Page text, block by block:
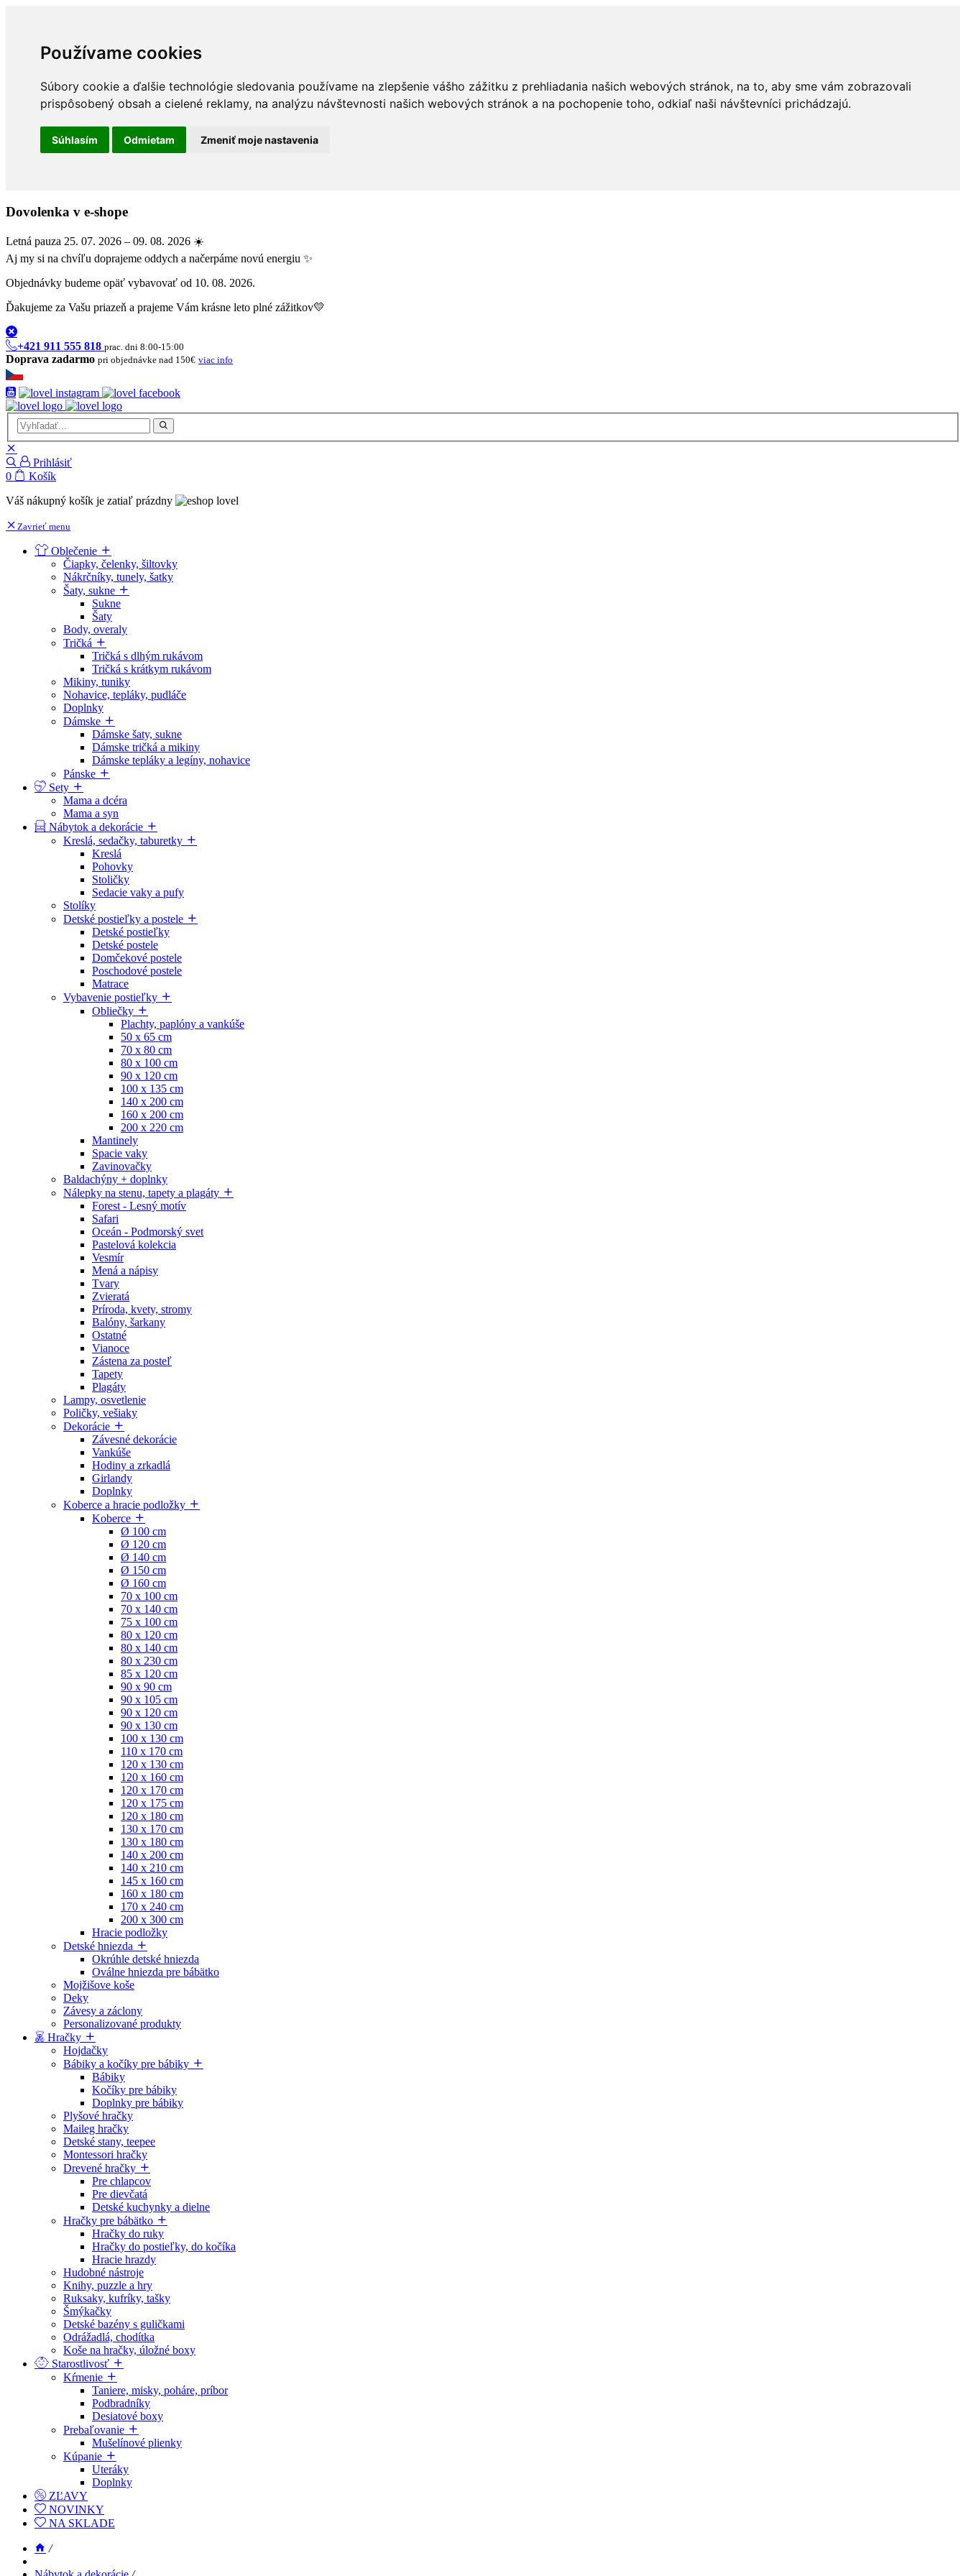
Používame cookies
Súbory cookie a ďalšie technológie sledovania používame na zlepšenie vášho zážitku z prehliadania našich webových stránok, na to, aby sme vám zobrazovali
prispôsobený obsah a cielené reklamy, na analýzu návštevnosti našich webových stránok a na pochopenie toho, odkiaľ naši návštevníci prichádzajú.
Súhlasím Odmietam Zmeniť moje nastavenia
Dovolenka v e-shope
Letná pauza 25. 07. 2026 – 09. 08. 2026 ☀️
Aj my si na chvíľu doprajeme oddych a načerpáme novú energiu ✨
Objednávky budeme opäť vybavovať od 10. 08. 2026.
Ďakujeme za Vašu priazeň a prajeme Vám krásne leto plné zážitkov💛
+421 911 555 818 prac. dni 8:00-15:00
Doprava zadarmo pri objednávke nad 150€ viac info
Prihlásiť
0
Košík
Váš nákupný košík je zatiaľ prázdny
Zavrieť menu
Oblečenie
Čiapky, čelenky, šiltovky
Nákrčníky, tunely, šatky
Šaty, sukne
Sukne
Šaty
Body, overaly
Tričká
Tričká s dlhým rukávom
Tričká s krátkym rukávom
Mikiny, tuniky
Nohavice, tepláky, pudláče
Doplnky
Dámske
Dámske šaty, sukne
Dámske tričká a mikiny
Dámske tepláky a legíny, nohavice
Pánske
Sety
Mama a dcéra
Mama a syn
Nábytok a dekorácie
Kreslá, sedačky, taburetky
Kreslá
Pohovky
Stoličky
Sedacie vaky a pufy
Stolíky
Detské postieľky a postele
Detské postieľky
Detské postele
Domčekové postele
Poschodové postele
Matrace
Vybavenie postieľky
Obliečky
Plachty, paplóny a vankúše
50 x 65 cm
70 x 80 cm
80 x 100 cm
90 x 120 cm
100 x 135 cm
140 x 200 cm
160 x 200 cm
200 x 220 cm
Mantinely
Spacie vaky
Zavinovačky
Baldachýny + doplnky
Nálepky na stenu, tapety a plagáty
Forest - Lesný motív
Safari
Oceán - Podmorský svet
Pastelová kolekcia
Vesmír
Mená a nápisy
Tvary
Zvieratá
Príroda, kvety, stromy
Balóny, šarkany
Ostatné
Vianoce
Zástena za posteľ
Tapety
Plagáty
Lampy, osvetlenie
Poličky, vešiaky
Dekorácie
Závesné dekorácie
Vankúše
Hodiny a zrkadlá
Girlandy
Doplnky
Koberce a hracie podložky
Koberce
Ø 100 cm
Ø 120 cm
Ø 140 cm
Ø 150 cm
Ø 160 cm
70 x 100 cm
70 x 140 cm
75 x 100 cm
80 x 120 cm
80 x 140 cm
80 x 230 cm
85 x 120 cm
90 x 90 cm
90 x 105 cm
90 x 120 cm
90 x 130 cm
100 x 130 cm
110 x 170 cm
120 x 130 cm
120 x 160 cm
120 x 170 cm
120 x 175 cm
120 x 180 cm
130 x 170 cm
130 x 180 cm
140 x 200 cm
140 x 210 cm
145 x 160 cm
160 x 180 cm
170 x 240 cm
200 x 300 cm
Hracie podložky
Detské hniezda
Okrúhle detské hniezda
Oválne hniezda pre bábätko
Mojžišove koše
Deky
Závesy a záclony
Personalizované produkty
Hračky
Hojdačky
Bábiky a kočíky pre bábiky
Bábiky
Kočíky pre bábiky
Doplnky pre bábiky
Plyšové hračky
Maileg hračky
Detské stany, teepee
Montessori hračky
Drevené hračky
Pre chlapcov
Pre dievčatá
Detské kuchynky a dielne
Hračky pre bábätko
Hračky do ruky
Hračky do postieľky, do kočíka
Hracie hrazdy
Hudobné nástroje
Knihy, puzzle a hry
Ruksaky, kufríky, tašky
Šmýkačky
Detské bazény s guličkami
Odrážadlá, chodítka
Koše na hračky, úložné boxy
Starostlivosť
Kŕmenie
Taniere, misky, poháre, príbor
Podbradníky
Desiatové boxy
Prebaľovanie
Mušelínové plienky
Kúpanie
Uteráky
Doplnky
ZĽAVY
NOVINKY
NA SKLADE
/